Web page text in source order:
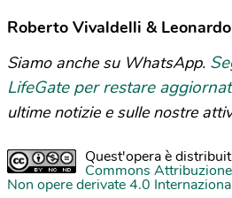
Roberto Vivaldelli &
Siamo anche su WhatsApp.
LifeGate per restare
ultime notizie e sulle nostre
Quest'opera è
Commons
Non opere derivate 4.0